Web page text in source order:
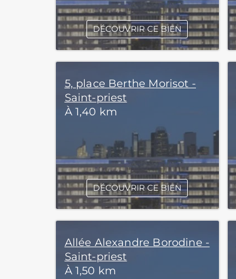
DÉCOUVRIR CE BIEN
5, place Berthe Morisot -
Saint-priest
À 1,40 km
DÉCOUVRIR CE BIEN
Allée Alexandre Borodine -
Saint-priest
À 1,50 km